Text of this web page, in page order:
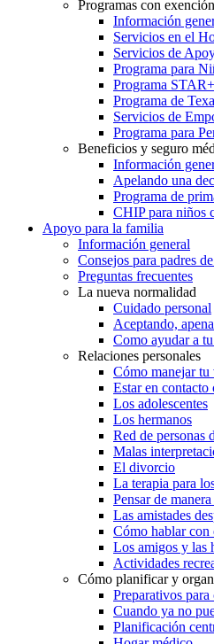
Programas con exención
Información
Servicios en el
Servicios de
Programa para
Programa
Programa de
Servicios de
Programa para
Beneficios y seguro
Información
Apelando una
Programa de
CHIP para niños
Apoyo para la familia
Información general
Consejos para padres
Preguntas frecuentes
La nueva normalidad
Cuidado personal
Aceptando,
Como ayudar a
Relaciones personales
Cómo manejar tu
Estar en contacto
Los adolescentes
Los hermanos
Red de personas
Malas
El divorcio
La terapia para
Pensar de
Las amistades
Cómo hablar
Los amigos y las
Actividades
Cómo planificar y
Preparativos para
Cuando ya no
Planificación